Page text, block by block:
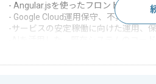
- Angular.jsを使ったフロントエンド
- Google Cloud運⽤保守、不具合の調
-サービスの安定稼働に向けた運⽤、
この案件で扱う技術